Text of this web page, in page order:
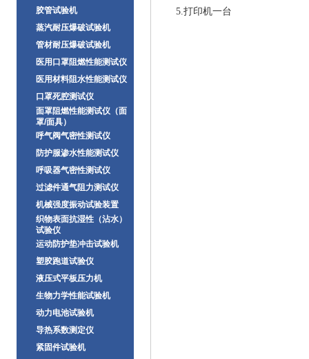
胶管试验机
蒸汽耐压爆破试验机
管材耐压爆破试验机
医用口罩阻燃性能测试仪
医用材料阻水性能测试仪
口罩死腔测试仪
面罩阻燃性能测试仪（面
罩/面具）
呼气阀气密性测试仪
防护服渗水性能测试仪
呼吸器气密性测试仪
过滤件通气阻力测试仪
机械强度振动试验装置
织物表面抗湿性（沾水）
试验仪
运动防护垫冲击试验机
塑胶跑道试验仪
液压式平板压力机
生物力学性能试验机
动力电池试验机
导热系数测定仪
紧固件试验机
5.打印机一台